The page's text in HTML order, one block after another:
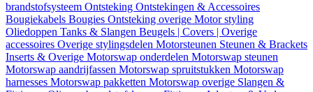
brandstofsysteem Ontsteking Ontstekingen & Accessoires
Bougiekabels Bougies Ontsteking overige Motor styling
Oliedoppen Tanks & Slangen Beugels | Covers | Overige
accessoires Overige stylingsdelen Motorsteunen Steunen & Brackets
Inserts & Overige Motorswap onderdelen Motorswap steunen
Motorswap aandrijfassen Motorswap spruitstukken Motorswap
harnesses Motorswap pakketten Motorswap overige Slangen &